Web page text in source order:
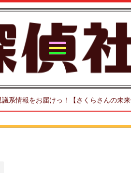
情報をお届けっ！【さくらさんの未来